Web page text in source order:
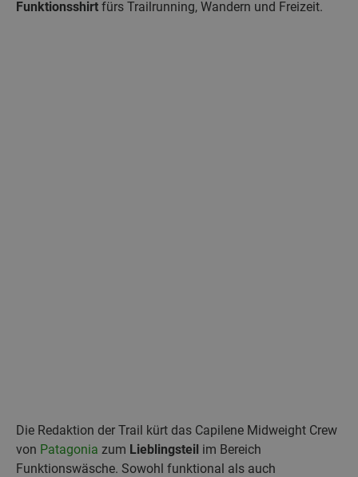
Funktionsshirt fürs Trailrunning, Wandern und Freizeit.
Die Redaktion der Trail kürt das Capilene Midweight Crew
von Patagonia zum Lieblingsteil im Bereich
Funktionswäsche. Sowohl funktional als auch